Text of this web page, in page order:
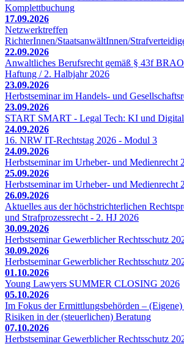
Komplettbuchung
17.09.2026
Netzwerktreffen
RichterInnen/StaatsanwältInnen/
22.09.2026
Anwaltliches Berufsrecht gemäß § 43f
Haftung / 2. Halbjahr 2026
23.09.2026
Herbstseminar im Handels- und
23.09.2026
START SMART - Legal Tech: KI und
24.09.2026
16. NRW IT-Rechtstag 2026 - Modul 3
24.09.2026
Herbstseminar im Urheber- und Medienrecht
25.09.2026
Herbstseminar im Urheber- und Medienrecht
26.09.2026
Aktuelles aus der höchstrichterlichen
und Strafprozessrecht - 2. HJ 2026
30.09.2026
Herbstseminar Gewerblicher Rechtsschutz
30.09.2026
Herbstseminar Gewerblicher Rechtsschutz
01.10.2026
Young Lawyers SUMMER CLOSING 2026
05.10.2026
Im Fokus der Ermittlungsbehörden –
Risiken in der (steuerlichen) Beratung
07.10.2026
Herbstseminar Gewerblicher Rechtsschutz